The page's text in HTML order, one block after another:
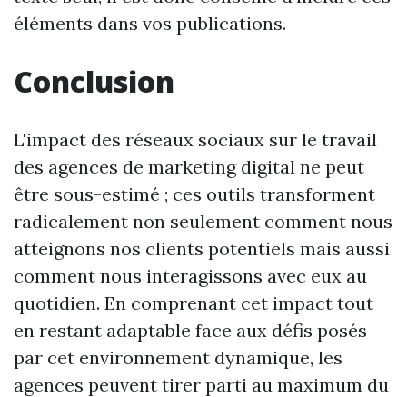
éléments dans vos publications.
Conclusion
L'impact des réseaux sociaux sur le travail
des agences de marketing digital ne peut
être sous-estimé ; ces outils transforment
radicalement non seulement comment nous
atteignons nos clients potentiels mais aussi
comment nous interagissons avec eux au
quotidien. En comprenant cet impact tout
en restant adaptable face aux défis posés
par cet environnement dynamique, les
agences peuvent tirer parti au maximum du